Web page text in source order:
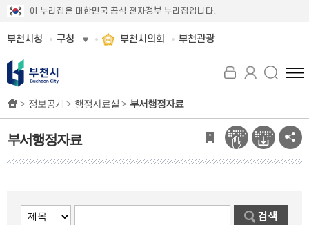
이 누리집은 대한민국 공식 전자정부 누리집입니다.
부천시청 구청 부천시의회 부천관광
전
체
뉴
보
기
> 정보공개 > 행정자료실 > 부서행정자료
부서행정자료